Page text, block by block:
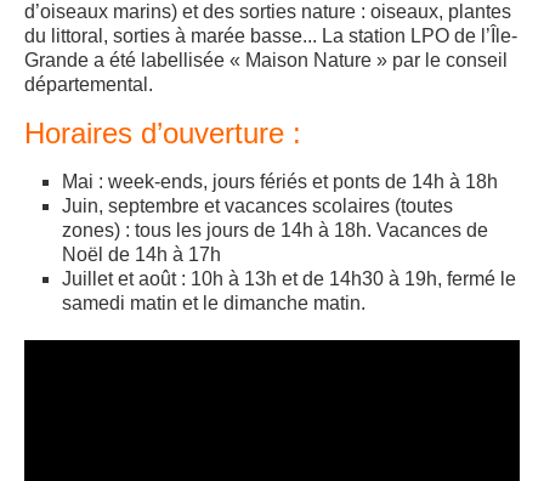
d’oiseaux marins) et des sorties nature : oiseaux, plantes
du littoral, sorties à marée basse... La station LPO de l’Île-
Grande a été labellisée « Maison Nature » par le conseil
départemental.
Horaires d’ouverture :
Mai : week-ends, jours fériés et ponts de 14h à 18h
Juin, septembre et vacances scolaires (toutes
zones) : tous les jours de 14h à 18h. Vacances de
Noël de 14h à 17h
Juillet et août : 10h à 13h et de 14h30 à 19h, fermé le
samedi matin et le dimanche matin.